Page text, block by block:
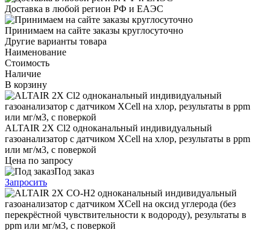
Доставка в любой регион РФ и ЕАЭС
Принимаем на сайте заказы круглосуточно
Другие варианты товара
Наименование
Стоимость
Наличие
В корзину
ALTAIR 2X Cl2 одноканальный индивидуальный
газоанализатор с датчиком XCell на хлор, результаты в ppm
или мг/м3, с поверкой
Цена по запросу
Под заказ
Запросить